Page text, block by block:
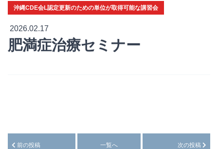
沖縄CDE会L認定更新のための単位が取得可能な講習会
2026.02.17
肥満症治療セミナー
前の投稿 一覧へ 次の投稿